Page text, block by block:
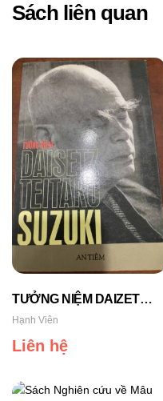
Sách liên quan
TƯỞNG NIỆM DAIZET
TEITARO SUZUKI
Hạnh Viên
Liên hệ